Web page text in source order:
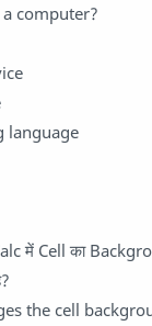
computer?
language
में Cell का
the cell